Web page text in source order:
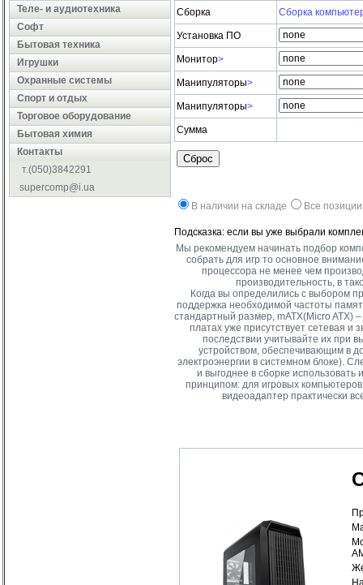
Теле- и аудиотехника
Софт
Бытовая техника
Игрушки
Охранные системы
Cпорт и отдых
Торговое оборудование
Бытовая химия
Контакты
т.(050)3842291
supercomp@i.ua
Сборка
Сборка
Установка ПО
Монитор>
Манипуляторы>
Манипуляторы>
Сумма
Сброс
В наличии на складе Все позиции
Подсказка: если вы уже выбрали
Мы рекомендуем начинать подбор
собрать для игр то основное
процессора не менее чем
производительность, в
Когда вы определились с выбором
поддержка необходимой частоты
стандартный размер, mATX(Micro ATX)
платах уже присутствует сетевая и
последствии учитывайте их при
устройством, обеспечивающим в
электроэнергии в системном блоке).
и выгоднее в сборке
принципом: для игровых
видеоадаптер практически